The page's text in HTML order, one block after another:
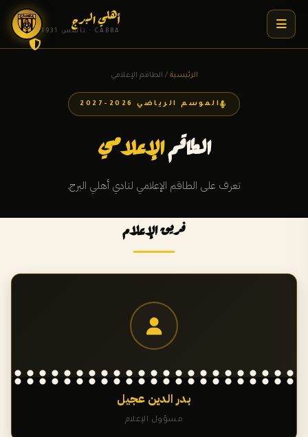
أهلي البرج
CABBA · تأسس 1931
الرئيسية / الطاقم الإعلامي
الموسم الرياضي 2026-2027
الطاقمالإعلامي
تعرف على الطاقم الإعلامي لنادي أهلي البرج.
فريق الإعلام
بدر الدين عجيل
مسؤول الإعلام